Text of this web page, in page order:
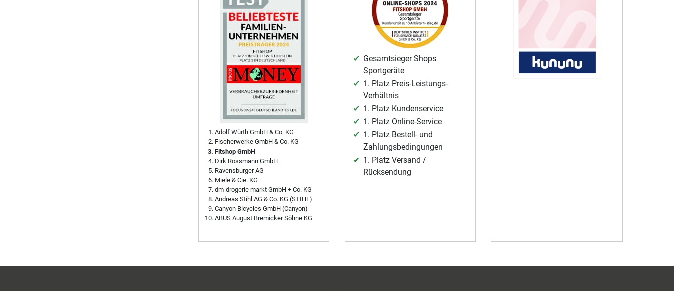
Adolf Würth GmbH & Co. KG
Fischerwerke GmbH & Co. KG
Fitshop GmbH
Dirk Rossmann GmbH
Ravensburger AG
Miele & Cie. KG
dm-drogerie markt GmbH + Co. KG
Andreas Stihl AG & Co. KG (STIHL)
Canyon Bicycles GmbH (Canyon)
ABUS August Bremicker Söhne KG
Gesamtsieger Shops
Sportgeräte
1. Platz Preis-Leistungs-
Verhältnis
1. Platz Kundenservice
1. Platz Online-Service
1. Platz Bestell- und
Zahlungsbedingungen
1. Platz Versand /
Rücksendung